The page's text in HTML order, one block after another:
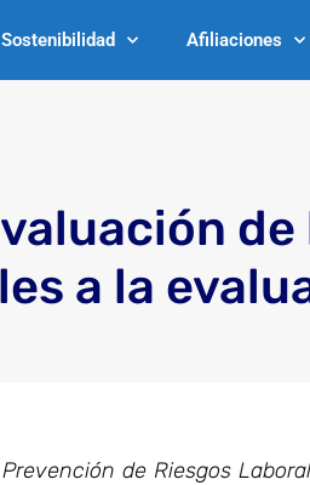
Sostenibilidad Afiliaciones
a la
de Riesgos